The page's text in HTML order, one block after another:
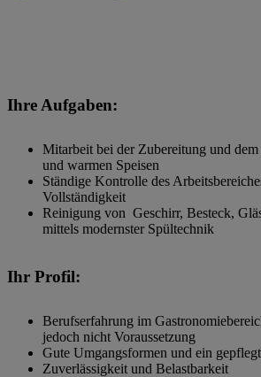
Ihre Aufgaben:
Mitarbeit bei der Zubereitung und
und warmen Speisen
Ständige Kontrolle des
Vollständigkeit
Reinigung von Geschirr, Besteck,
mittels modernster Spültechnik
Ihr Profil:
Berufserfahrung im
jedoch nicht Voraussetzung
Gute Umgangsformen und ein
Zuverlässigkeit und Belastbarkeit